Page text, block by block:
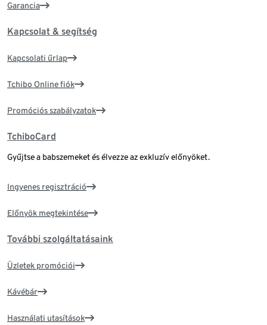
Garancia
Kapcsolat & segítség
Kapcsolati űrlap
Tchibo Online fiók
Promóciós szabályzatok
TchiboCard
Gyűjtse a babszemeket és élvezze az exkluzív előnyöket.
Ingyenes regisztráció
Előnyök megtekintése
További szolgáltatásaink
Üzletek promóciói
Kávébár
Használati utasítások